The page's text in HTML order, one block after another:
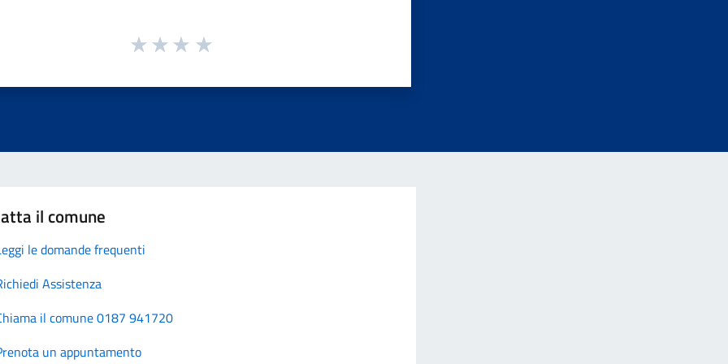
il comune
le domande frequenti
Assistenza
il comune 0187 941720
un appuntamento